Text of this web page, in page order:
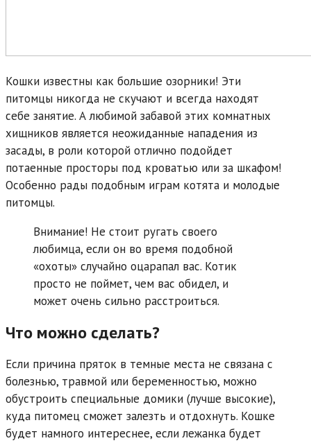
Кошки известны как большие озорники! Эти
питомцы никогда не скучают и всегда находят
себе занятие. А любимой забавой этих комнатных
хищников является неожиданные нападения из
засады, в роли которой отлично подойдет
потаенные просторы под кроватью или за шкафом!
Особенно рады подобным играм котята и молодые
питомцы.
Внимание! Не стоит ругать своего
любимца, если он во время подобной
«охоты» случайно оцарапал вас. Котик
просто не поймет, чем вас обидел, и
может очень сильно расстроиться.
Что можно сделать?
Если причина пряток в темные места не связана с
болезнью, травмой или беременностью, можно
обустроить специальные домики (лучше высокие),
куда питомец сможет залезть и отдохнуть. Кошке
будет намного интереснее, если лежанка будет